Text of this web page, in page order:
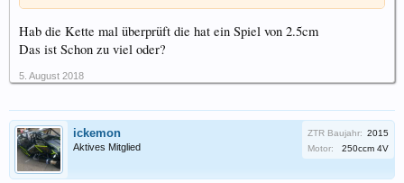
Hab die Kette mal überprüft die hat ein Spiel von 2.5cm
Das ist Schon zu viel oder?
5. August 2018
ickemon
Aktives Mitglied
ZTR Baujahr: 2015
Motor:
250ccm 4V